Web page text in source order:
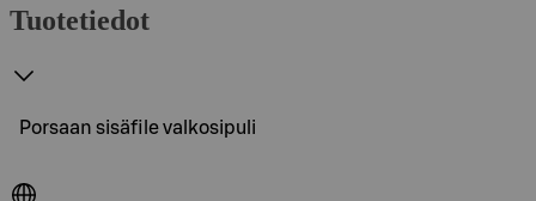
Tuotetiedot
Porsaan sisäfile valkosipuli